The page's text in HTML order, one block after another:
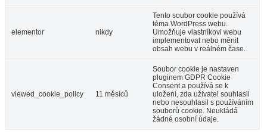
elementor nikdy
Tento soubor cookie používá
téma WordPress webu.
Umožňuje vlastníkovi webu
implementovat nebo měnit
obsah webu v reálném čase.
viewed_cookie_policy 11 měsíců
Soubor cookie je nastaven
pluginem GDPR Cookie
Consent a používá se k
uložení, zda uživatel souhlasil
nebo nesouhlasil s používáním
souborů cookie. Neukládá
žádné osobní údaje.